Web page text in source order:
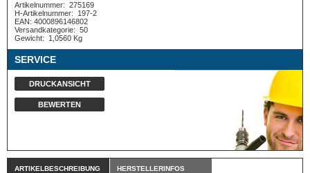
Artikelnummer: 275169
H-Artikelnummer:
197-2
EAN: 4000896146802
Versandkategorie: 50
Gewicht:
1,0560 Kg
SERVICE
DRUCKANSICHT
BEWERTEN
ARTIKELBESCHREIBUNG HERSTELLERINFOS